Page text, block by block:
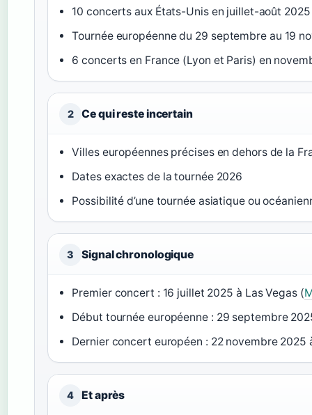
10 concerts aux États-Unis en juillet-août
Tournée européenne du 29 septembre au 19
6 concerts en France (Lyon et Paris) en
2 Ce qui reste incertain
Villes européennes précises en dehors de la
Dates exactes de la tournée 2026
Possibilité d’une tournée asiatique ou
3 Signal chronologique
Premier concert : 16 juillet 2025 à Las Vegas (
Début tournée européenne : 29 septembre
Dernier concert européen : 22 novembre 2025
4 Et après